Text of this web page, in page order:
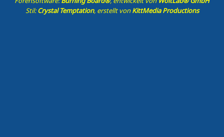
Stil:Crystal Temptation, erstellt vonKittMedia Productions